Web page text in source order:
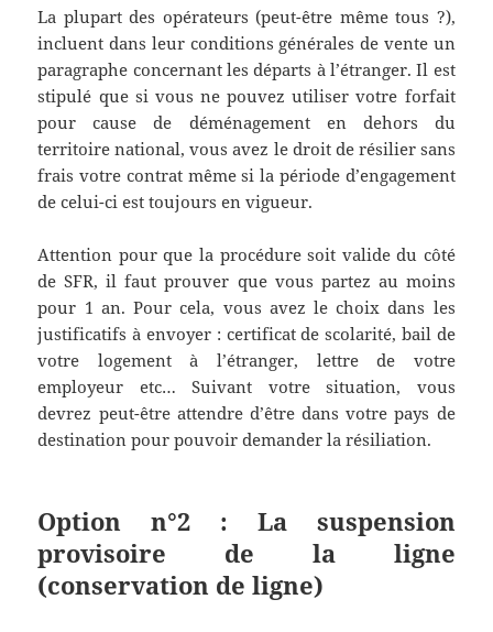
La plupart des opérateurs (peut-être même tous ?),
incluent dans leur conditions générales de vente un
paragraphe concernant les départs à l’étranger. Il est
stipulé que si vous ne pouvez utiliser votre forfait
pour cause de déménagement en dehors du
territoire national, vous avez le droit de résilier sans
frais votre contrat même si la période d’engagement
de celui-ci est toujours en vigueur.
Attention pour que la procédure soit valide du côté
de SFR, il faut prouver que vous partez au moins
pour 1 an. Pour cela, vous avez le choix dans les
justificatifs à envoyer : certificat de scolarité, bail de
votre logement à l’étranger, lettre de votre
employeur etc… Suivant votre situation, vous
devrez peut-être attendre d’être dans votre pays de
destination pour pouvoir demander la résiliation.
Option n°2 : La suspension
provisoire de la ligne
(conservation de ligne)